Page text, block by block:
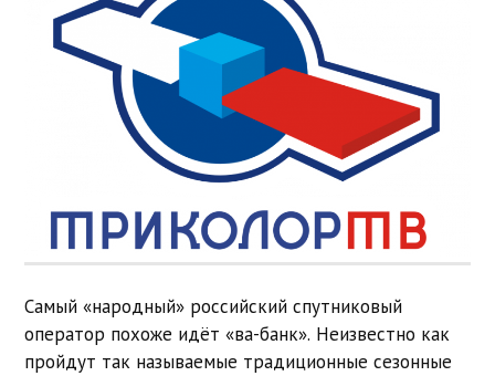
Самый «народный» российский спутниковый
оператор похоже идёт «ва-банк». Неизвестно как
пройдут так называемые традиционные сезонные